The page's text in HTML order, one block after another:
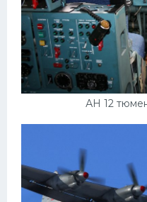
АН 12